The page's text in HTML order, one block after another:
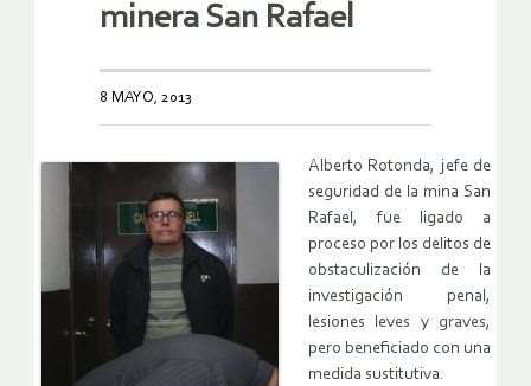
minera San Rafael
8 MAYO, 2013
Alberto Rotonda, jefe de
seguridad de la mina San
Rafael, fue ligado a
proceso por los delitos de
obstaculización de la
investigación penal,
lesiones leves y graves,
pero beneficiado con una
medida sustitutiva.